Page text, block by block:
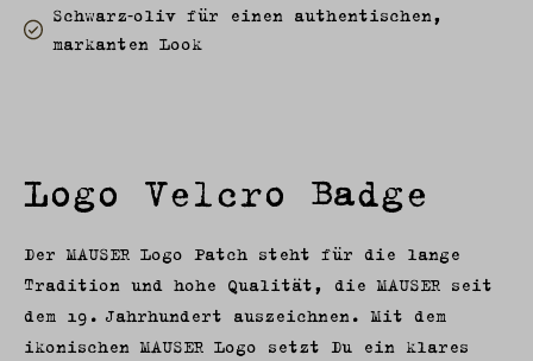
Schwarz‑oliv für einen authentischen,
markanten Look
Logo Velcro Badge
Der MAUSER Logo Patch steht für die lange
Tradition und hohe Qualität, die MAUSER seit
dem 19. Jahrhundert auszeichnen. Mit dem
ikonischen MAUSER Logo setzt Du ein klares